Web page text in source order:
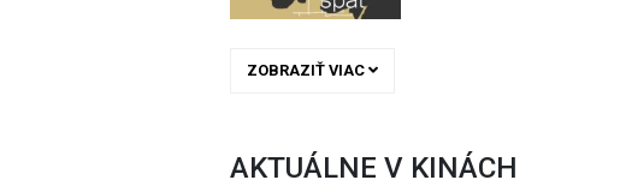
ZOBRAZIŤ VIAC
AKTUÁLNE V KINÁCH